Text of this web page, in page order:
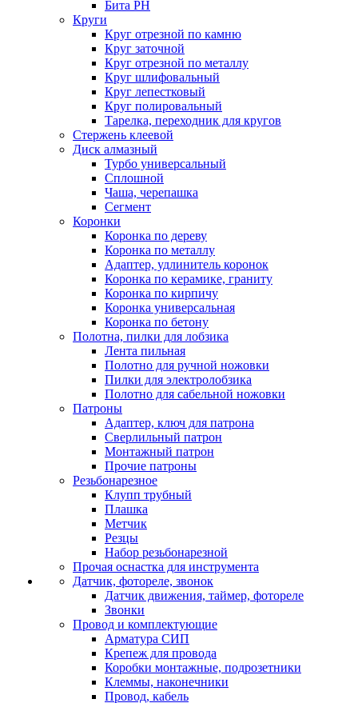
Бита PH
Круги
Круг отрезной по камню
Круг заточной
Круг отрезной по металлу
Круг шлифовальный
Круг лепестковый
Круг полировальный
Тарелка, переходник для кругов
Стержень клеевой
Диск алмазный
Турбо универсальный
Сплошной
Чаша, черепашка
Сегмент
Коронки
Коронка по дереву
Коронка по металлу
Адаптер, удлинитель коронок
Коронка по керамике, граниту
Коронка по кирпичу
Коронка универсальная
Коронка по бетону
Полотна, пилки для лобзика
Лента пильная
Полотно для ручной ножовки
Пилки для электролобзика
Полотно для сабельной ножовки
Патроны
Адаптер, ключ для патрона
Сверлильный патрон
Монтажный патрон
Прочие патроны
Резьбонарезное
Клупп трубный
Плашка
Метчик
Резцы
Набор резьбонарезной
Прочая оснастка для инструмента
Датчик, фотореле, звонок
Датчик движения, таймер, фотореле
Звонки
Провод и комплектующие
Арматура СИП
Крепеж для провода
Коробки монтажные, подрозетники
Клеммы, наконечники
Провод, кабель